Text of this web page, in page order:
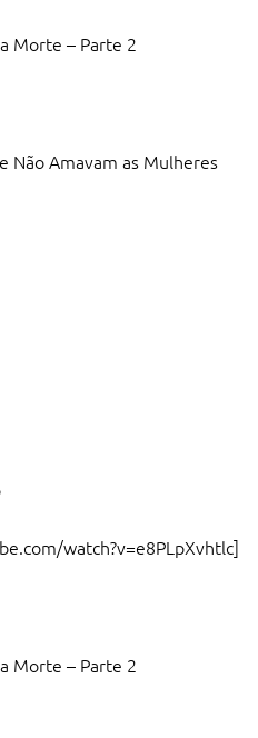
Morte – Parte 2
Não Amavam as Mulheres
watch?v=e8PLpXvhtlc]
Morte – Parte 2